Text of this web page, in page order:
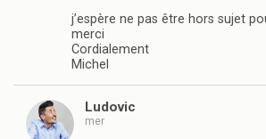
j’espère ne pas être hors sujet
merci
Cordialement
Michel
Ludovic
mer